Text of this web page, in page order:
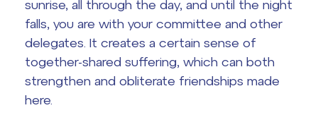
Pomoc! Mám problém!
Harmonogram školního roku
Termíny maturit
sunrise, all through the day, and until the night
falls, you are with your committee and other
delegates. It creates a certain sense of
together-shared suffering, which can both
strengthen and obliterate friendships made
here.